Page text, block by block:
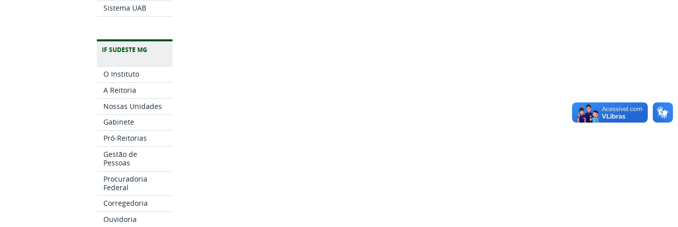
Sistema UAB
IF SUDESTE MG
O Instituto
A Reitoria
Nossas Unidades
Gabinete
Pró-Reitorias
Gestão de
Pessoas
Procuradoria
Federal
Corregedoria
Ouvidoria